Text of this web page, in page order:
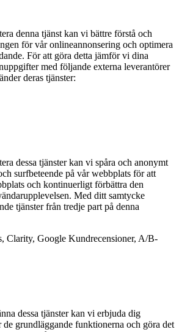
denna tjänst kan vi bättre förstå och
för vår onlineannonsering och optimera
För att göra detta jämför vi dina
med följande externa leverantörer
deras tjänster:
dessa tjänster kan vi spåra och anonymt
surfbeteende på vår webbplats för att
och kontinuerligt förbättra den
Med ditt samtycke
tjänster från tredje part på denna
Clarity, Google Kundrecensioner, A/B-
dessa tjänster kan vi erbjuda dig
grundläggande funktionerna och göra det